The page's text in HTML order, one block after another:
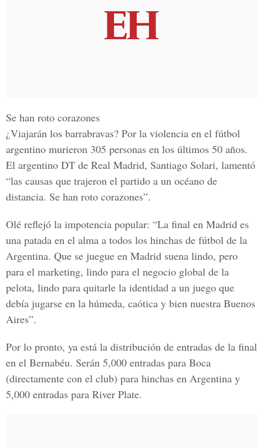
Se han roto corazones
¿Viajarán los barrabravas? Por la violencia en el fútbol
argentino murieron 305 personas en los últimos 50 años.
El argentino DT de Real Madrid, Santiago Solari, lamentó
“las causas que trajeron el partido a un océano de
distancia. Se han roto corazones”.
Olé reflejó la impotencia popular: “La final en Madrid es
una patada en el alma a todos los hinchas de fútbol de la
Argentina. Que se juegue en Madrid suena lindo, pero
para el marketing, lindo para el negocio global de la
pelota, lindo para quitarle la identidad a un juego que
debía jugarse en la húmeda, caótica y bien nuestra Buenos
Aires”.
Por lo pronto, ya está la distribución de entradas de la final
en el Bernabéu. Serán 5,000 entradas para Boca
(directamente con el club) para hinchas en Argentina y
5,000 entradas para River Plate.